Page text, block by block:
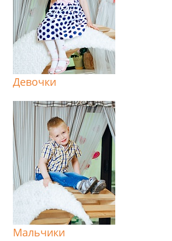
Девочки
Мальчики